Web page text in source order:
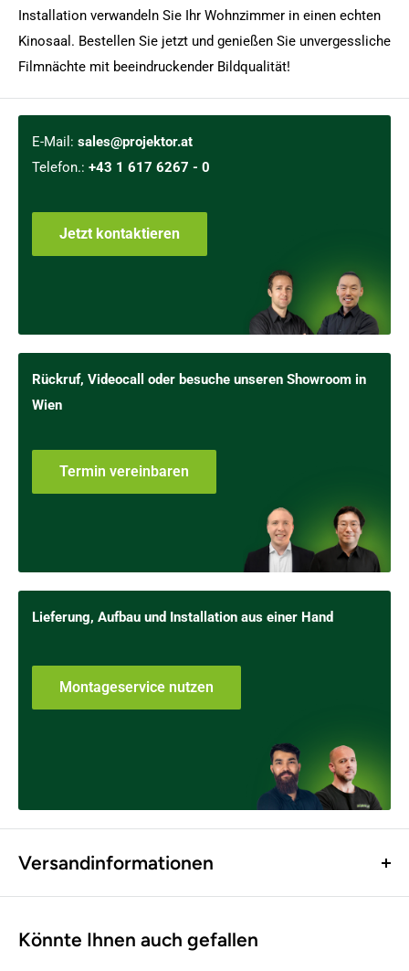
Installation verwandeln Sie Ihr Wohnzimmer in einen echten
Kinosaal. Bestellen Sie jetzt und genießen Sie unvergessliche
Filmnächte mit beeindruckender Bildqualität!
E-Mail: sales@projektor.at
Telefon.: +43 1 617 6267 - 0
Jetzt kontaktieren
Rückruf, Videocall oder besuche unseren Showroom in
Wien
Termin vereinbaren
Lieferung, Aufbau und Installation aus einer Hand
Montageservice nutzen
Versandinformationen
Standardversand (bis 10 kg) - € 9,00
Könnte Ihnen auch gefallen